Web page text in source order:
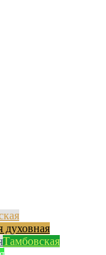
духовная
Тамбовская